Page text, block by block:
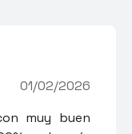
01/02/2026
muy buen